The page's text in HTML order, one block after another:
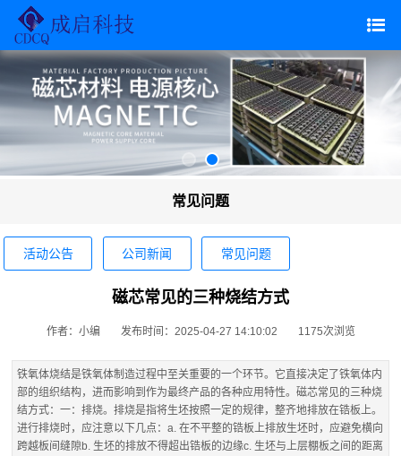
常见问题
活动公告 公司新闻 常见问题
磁芯常见的三种烧结方式
作者：小编 发布时间：2025-04-27 14:10:02 1175次浏览
铁氧体烧结是铁氧体制造过程中至关重要的一个环节。它直接决定了铁氧体内
部的组织结构，进而影响到作为最终产品的各种应用特性。磁芯常见的三种烧
结方式：一：排烧。排烧是指将生坯按照一定的规律，整齐地排放在锆板上。
进行排烧时，应注意以下几点：a. 在不平整的锆板上排放生坯时，应避免横向
跨越板间缝隙b. 生坯的排放不得超出锆板的边缘c. 生坯与上层棚板之间的距离